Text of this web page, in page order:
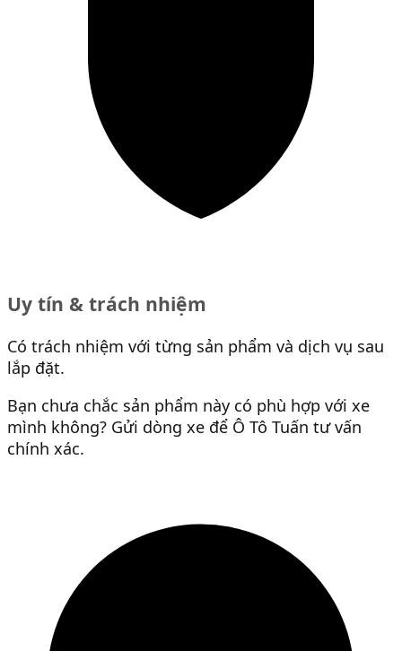
Uy tín & trách nhiệm
Có trách nhiệm với từng sản phẩm và dịch vụ sau
lắp đặt.
Bạn chưa chắc sản phẩm này có phù hợp với xe
mình không? Gửi dòng xe để Ô Tô Tuấn tư vấn
chính xác.